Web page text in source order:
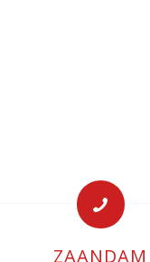
ZAANDAM